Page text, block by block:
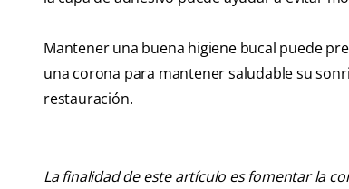
Mantener una buena higiene bucal puede
una corona para mantener saludable su
restauración.
La finalidad de este artículo es fomentar la